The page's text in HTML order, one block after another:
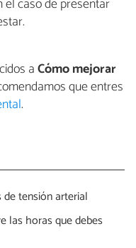
aCómo mejorar
que entres
.
tensión arterial
las horas que debes